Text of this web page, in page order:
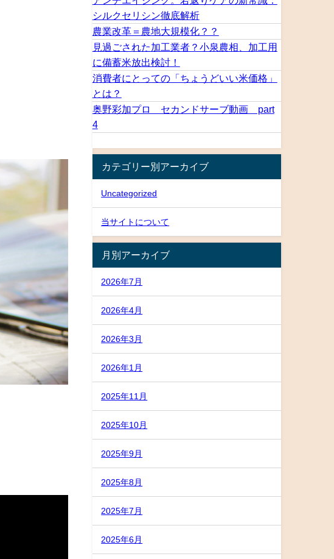
シルクセリシン徹底解析
農業改革＝農地大規模化？？
見過ごされた加工業者？小泉農相、加工用
に備蓄米放出検討！
消費者にとっての「ちょうどいい米価格」
とは？
奥野彩加プロ セカンドサーブ動画 part
4
カテゴリー別アーカイブ
Uncategorized
当サイトについて
月別アーカイブ
2026年7月
2026年4月
2026年3月
2026年1月
2025年11月
2025年10月
2025年9月
2025年8月
2025年7月
2025年6月